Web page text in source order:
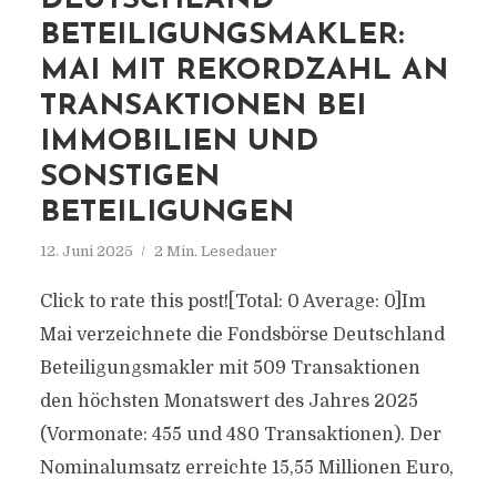
BETEILIGUNGSMAKLER:
MAI MIT REKORDZAHL AN
TRANSAKTIONEN BEI
IMMOBILIEN UND
SONSTIGEN
BETEILIGUNGEN
12. Juni 2025 2 Min. Lesedauer
Click to rate this post![Total: 0 Average: 0]Im
Mai verzeichnete die Fondsbörse Deutschland
Beteiligungsmakler mit 509 Transaktionen
den höchsten Monatswert des Jahres 2025
(Vormonate: 455 und 480 Transaktionen). Der
Nominalumsatz erreichte 15,55 Millionen Euro,